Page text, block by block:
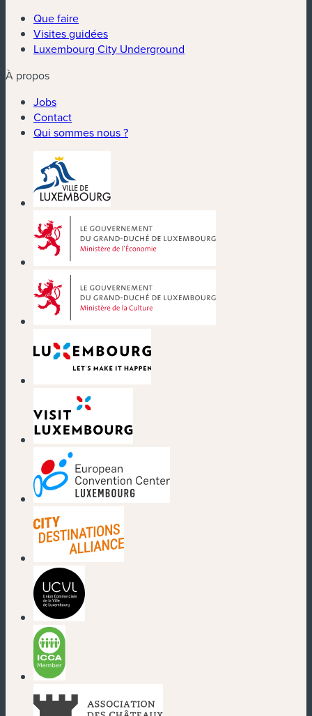
Que faire
Visites guidées
Luxembourg City Underground
À propos
Jobs
Contact
Qui sommes nous ?